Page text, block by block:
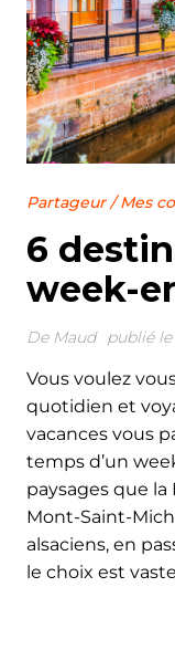
Partageur/Mes
6
week-
De Maud publié
Vous voulez
quotidien et
vacances vous
temps d’un
paysages que la
Mont-Saint-
alsaciens, en
le choix est